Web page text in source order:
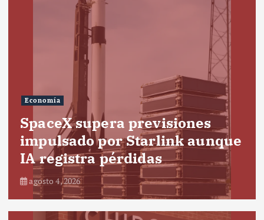
Economía
SpaceX supera previsiones
impulsado por Starlink aunque
IA registra pérdidas
agosto 4, 2026